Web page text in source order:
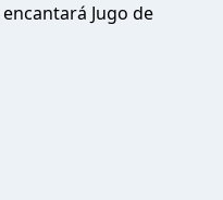
Jugo de